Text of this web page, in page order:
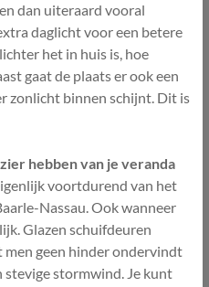
dan uiteraard vooral
daglicht voor een betere
het in huis is, hoe
gaat de plaats er ook een
zonlicht binnen schijnt. Dit is
hebben van je veranda
voortdurend van het
Nassau. Ook wanneer
Glazen schuifdeuren
geen hinder ondervindt
stevige stormwind. Je kunt